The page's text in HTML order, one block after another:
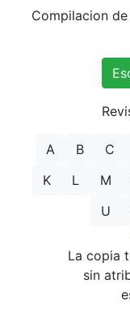
Compilacion
A B C
K
L M
U
La copia
sin